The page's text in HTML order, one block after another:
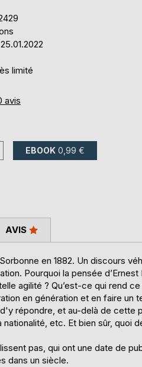
limité
avis
EBOOK 0,99 €
en 1882. Un discours
Pourquoi la pensée d’Ernest
agilité ? Qu’est-ce qui rend
en génération et en faire un
répondre, et au-delà de cette
etc. Et bien sûr, quoi
pas, qui ont une date de
dans un siècle.
AVIS